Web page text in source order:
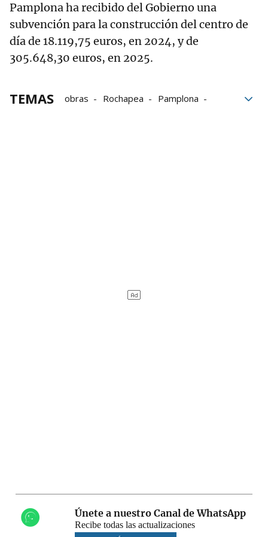
Pamplona ha recibido del Gobierno una
subvención para la construcción del centro de
día de 18.119,75 euros, en 2024, y de
305.648,30 euros, en 2025.
TEMAS obras Rochapea
Pamplona
Únete a nuestro Canal de WhatsApp
Recibe todas las actualizaciones